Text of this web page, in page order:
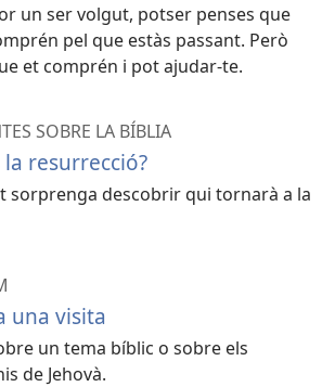
un ser volgut, potser penses que
pel que estàs passant. Però
et comprén i pot ajudar-te.
SOBRE LA BÍBLIA
la resurrecció?
sorprenga descobrir qui tornarà a la
una visita
un tema bíblic o sobre els
de Jehovà.